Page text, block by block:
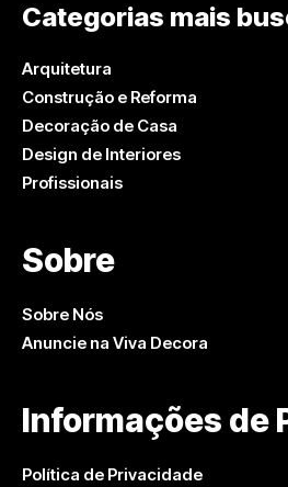
Categorias mais
Arquitetura
Construção e Reforma
Decoração de Casa
Design de Interiores
Profissionais
Sobre
Sobre Nós
Anuncie na Viva Decora
Informações de
Política de Privacidade